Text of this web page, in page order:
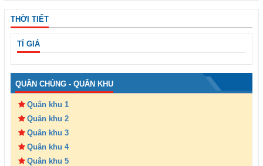
THỜI TIẾT
TỈ GIÁ
QUÂN CHỦNG - QUÂN KHU
Quân khu 1
Quân khu 2
Quân khu 3
Quân khu 4
Quân khu 5